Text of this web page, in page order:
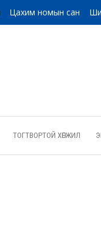
Цахим номын сан
ТОГТВОРТОЙ ХӨГЖИЛ